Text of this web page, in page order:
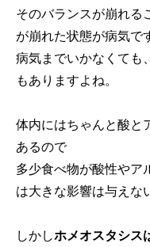
そのバランスが崩れる
が崩れた状態が病気で
病気までいかなくても
もありますよね。
体内にはちゃんと酸と
あるので
多少食べ物が酸性やア
は大きな影響は与えな
しかしホメオスタシス